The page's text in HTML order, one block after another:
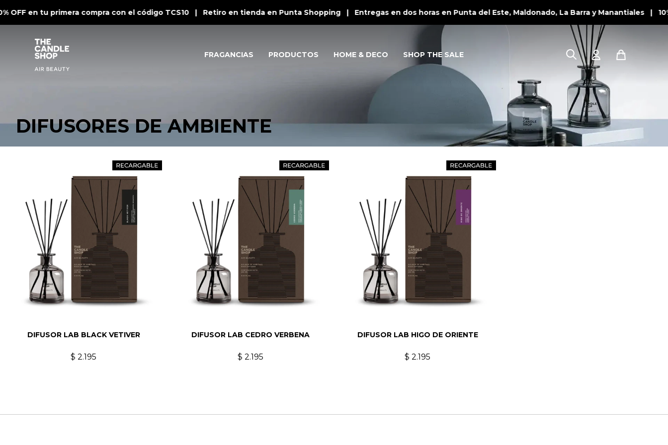
en tu primera compra con el código TCS10 | Retiro en tienda en Punta Shopping | Entregas en dos horas en Punta del Este, Maldonado, La Barra y Manantiales |
FRAGANCIAS PRODUCTOS HOME & DECO SHOP THE SALE
DIFUSORES DE AMBIENTE
DIFUSOR LAB BLACK VETIVER
$ 2.195
DIFUSOR LAB CEDRO VERBENA
$ 2.195
DIFUSOR LAB HIGO DE ORIENTE
$ 2.195